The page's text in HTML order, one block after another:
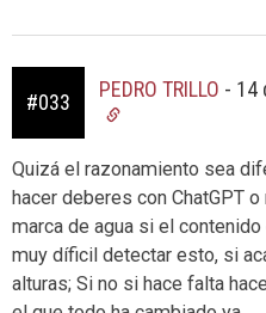
#033
PEDRO TRILLO - 14
Quizá el razonamiento sea
hacer deberes con ChatGPT
marca de agua si el
muy díficil detectar esto, si
alturas; Si no si hace falta